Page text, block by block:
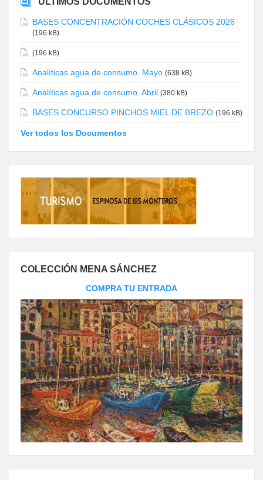
BASES CONCENTRACIÓN COCHES CLÁSICOS 2026
(196 kB)
(196 kB)
Analíticas agua de consumo. Mayo (638 kB)
Analíticas agua de consumo. Abril (380 kB)
BASES CONCURSO PINCHOS MIEL DE BREZO (196 kB)
Ver todos los Documentos
COLECCIÓN MENA SÁNCHEZ
COMPRA TU ENTRADA